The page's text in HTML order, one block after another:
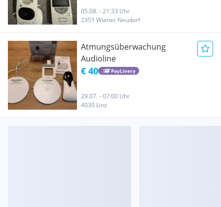
05.08. - 21:33 Uhr
2351 Wiener Neudorf
Atmungsüberwachung
Audioline
€ 40 PayLivery
29.07. - 07:00 Uhr
4030 Linz